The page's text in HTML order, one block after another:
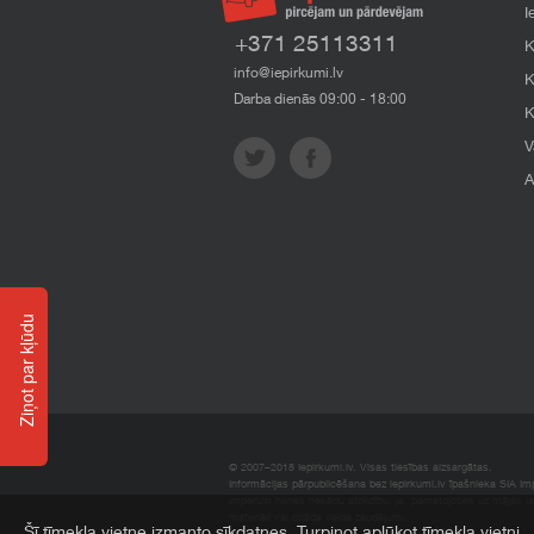
+371 25113311
info@iepirkumi.lv
Darba dienās 09:00 - 18:00
© 2007–2018 Iepirkumi.lv. Visas tiesības aizsargātas.
Informācijas pārpublicēšana bez iepirkumi.lv īpašnieka SIA
Ziņot par kļūdu